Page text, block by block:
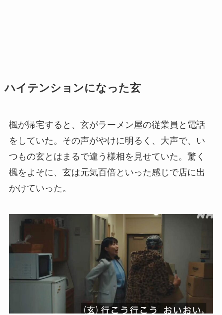
ハイテンションになった玄
楓が帰宅すると、玄がラーメン屋の従業員と電話
をしていた。その声がやけに明るく、大声で、い
つもの玄とはまるで違う様相を見せていた。驚く
楓をよそに、玄は元気百倍といった感じで店に出
かけていった。